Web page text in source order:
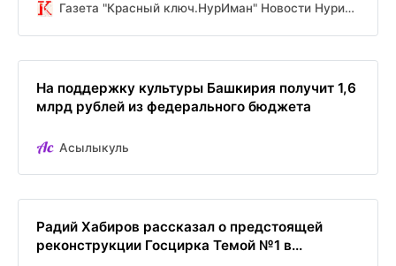
Газета "Красный ключ.НурИман" Новости Нуримановского района
На поддержку культуры Башкирия получит 1,6
млрд рублей из федерального бюджета
Асылыкуль
Радий Хабиров рассказал о предстоящей
реконструкции Госцирка Темой №1 в...